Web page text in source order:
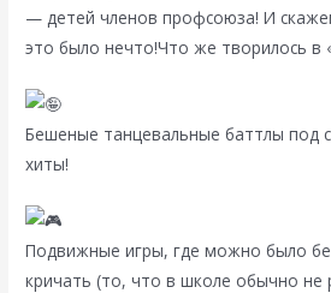
— детей членов профсоюза! И
это было нечто!Что же творилось в
Бешеные танцевальные баттлы под
хиты!
Подвижные игры, где можно было
кричать (то, что в школе обычно не